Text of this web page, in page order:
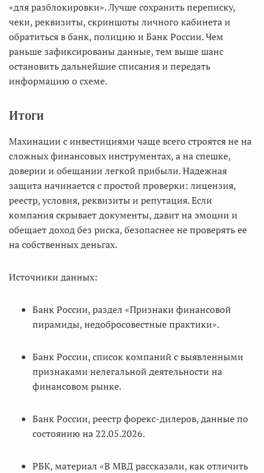
«для разблокировки». Лучше сохранить переписку,
чеки, реквизиты, скриншоты личного кабинета и
обратиться в банк, полицию и Банк России. Чем
раньше зафиксированы данные, тем выше шанс
остановить дальнейшие списания и передать
информацию о схеме.
Итоги
Махинации с инвестициями чаще всего строятся не на
сложных финансовых инструментах, а на спешке,
доверии и обещании легкой прибыли. Надежная
защита начинается с простой проверки: лицензия,
реестр, условия, реквизиты и репутация. Если
компания скрывает документы, давит на эмоции и
обещает доход без риска, безопаснее не проверять ее
на собственных деньгах.
Источники данных:
Банк России, раздел «Признаки финансовой
пирамиды, недобросовестные практики».
Банк России, список компаний с выявленными
признаками нелегальной деятельности на
финансовом рынке.
Банк России, реестр форекс-дилеров, данные по
состоянию на 22.05.2026.
РБК, материал «В МВД рассказали, как отличить